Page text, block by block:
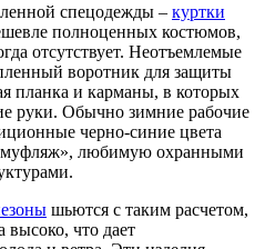
спецодежды – куртки
полноценных костюмов,
отсутствует. Неотъемлемые
воротник для защиты
планка и карманы, в которых
руки. Обычно зимние рабочие
черно-синие цвета
любимую охранными
шьются с таким расчетом,
высоко, что дает